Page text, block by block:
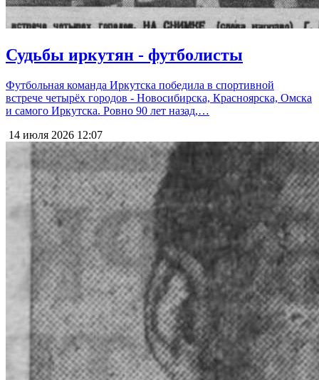
Судьбы иркутян - футболисты
Футбольная команда Иркутска победила в спортивной
встрече четырёх городов - Новосибирска, Красноярска, Омска
и самого Иркутска. Ровно 90 лет назад,…
14 июля 2026 12:07